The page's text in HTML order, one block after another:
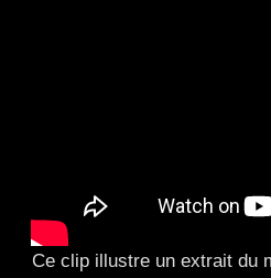
Ce clip illustre un extrait du